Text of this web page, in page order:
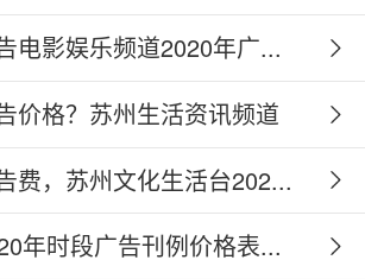
电影娱乐频道2020年广...
价格？苏州生活资讯频道
费，苏州文化生活台202...
年时段广告刊例价格表...